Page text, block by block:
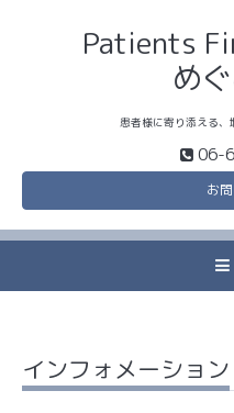
Patients
め
患者様に寄り添える
06-
お
インフォメーション